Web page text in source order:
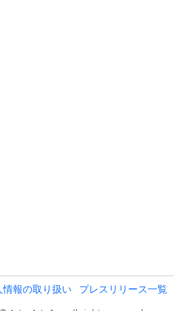
情報の取り扱い プレスリリース一覧